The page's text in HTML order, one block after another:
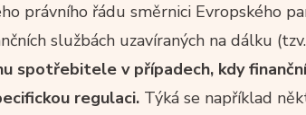
právního řádu směrnici Evropského
službách uzavíraných na dálku
spotřebitele v případech, kdy
regulaci. Týká se například